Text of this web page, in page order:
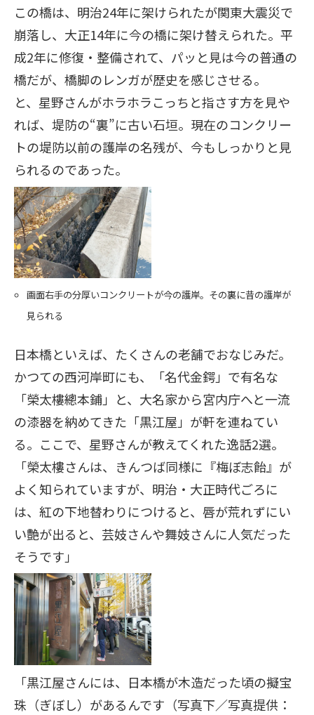
この橋は、明治24年に架けられたが関東大震災で
崩落し、大正14年に今の橋に架け替えられた。平
成2年に修復・整備されて、パッと見は今の普通の
橋だが、橋脚のレンガが歴史を感じさせる。
と、星野さんがホラホラこっちと指さす方を見や
れば、堤防の“裏”に古い石垣。現在のコンクリー
トの堤防以前の護岸の名残が、今もしっかりと見
られるのであった。
画面右手の分厚いコンクリートが今の護岸。その裏に昔の護岸が
見られる
日本橋といえば、たくさんの老舗でおなじみだ。
かつての西河岸町にも、「名代金鍔」で有名な
「榮太樓總本鋪」と、大名家から宮内庁へと一流
の漆器を納めてきた「黒江屋」が軒を連ねてい
る。ここで、星野さんが教えてくれた逸話2選。
「榮太樓さんは、きんつば同様に『梅ぼ志飴』が
よく知られていますが、明治・大正時代ごろに
は、紅の下地替わりにつけると、唇が荒れずにい
い艶が出ると、芸妓さんや舞妓さんに人気だった
そうです」
「黒江屋さんには、日本橋が木造だった頃の擬宝
珠（ぎぼし）があるんです（写真下／写真提供：